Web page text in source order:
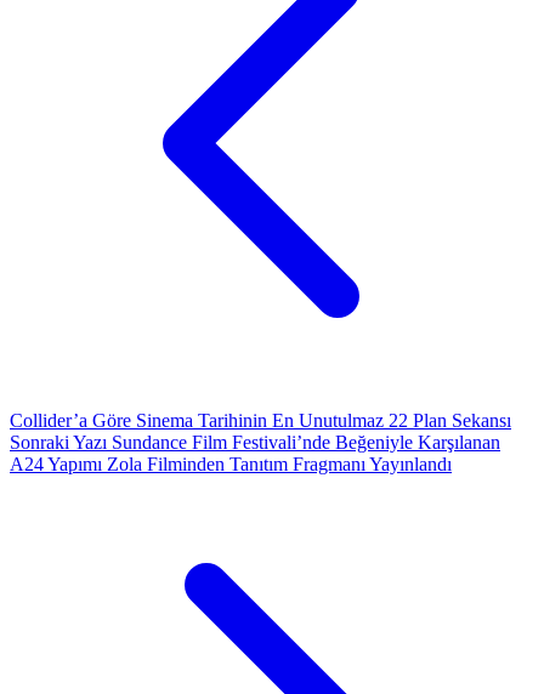
Collider’a Göre Sinema Tarihinin En Unutulmaz 22 Plan Sekansı
Sonraki Yazı Sundance Film Festivali’nde Beğeniyle Karşılanan
A24 Yapımı Zola Filminden Tanıtım Fragmanı Yayınlandı